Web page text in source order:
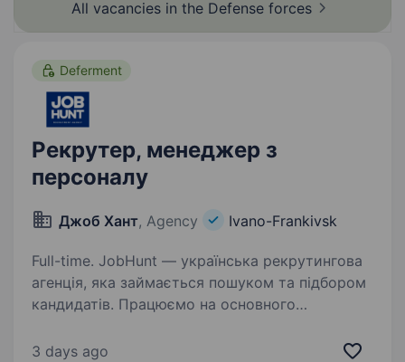
All vacancies in the Defense forces
Deferment
Рекрутер, менеджер з
персоналу
Джоб Хант, Agency Ivano-Frankivsk
Full-time. JobHunt — українська рекрутингова
агенція, яка займається пошуком та підбором
кандидатів. Працюємо на основного
інноваційні системи для зміцнення
3 days ago